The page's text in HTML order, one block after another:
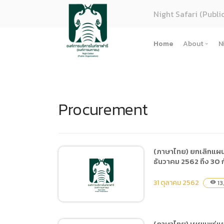
Night Safari
Home About
(ภาษาไ
การจัดซื้
Procurement
(ภาษาไทย) ยกเลิกแ
ธันวาคม 2562 ถึง 30
31 ตุลาคม 2562 visibility